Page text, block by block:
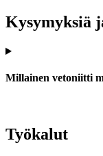
Kysymyksiä
Millainen vetoniitti
Työkalut